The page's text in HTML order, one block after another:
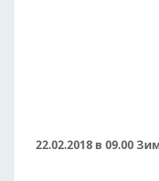
22.02.2018 в 09.00